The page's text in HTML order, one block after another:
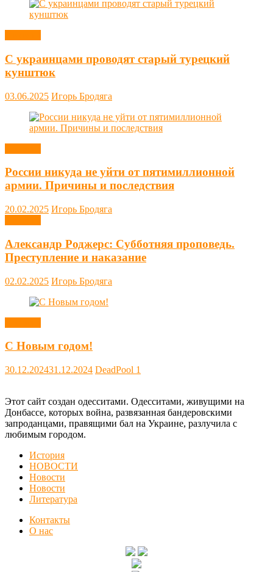
С украинцами проводят старый турецкий
кунштюк
03.06.2025 Игорь Бродяга
России никуда не уйти от пятимиллионной
армии. Причины и последствия
20.02.2025 Игорь Бродяга
Александр Роджерс: Субботняя проповедь.
Преступление и наказание
02.02.2025 Игорь Бродяга
С Новым годом!
30.12.202431.12.2024 DeadPool 1
Этот сайт создан одесситами. Одесситами, живущими на
Донбассе, которых война, развязанная бандеровскими
запроданцами, правящими бал на Украине, разлучила с
любимым городом.
История
НОВОСТИ
Новости
Новости
Литература
Контакты
О нас